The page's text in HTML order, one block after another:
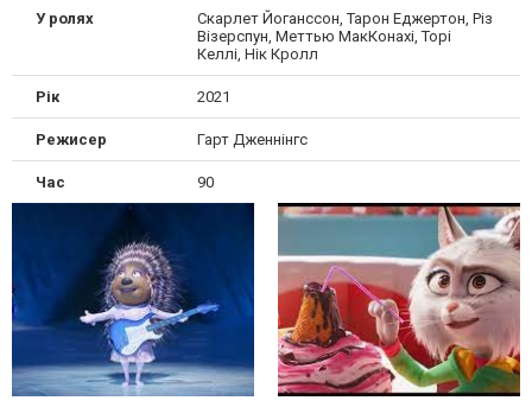
У ролях
Скарлет Йоганссон, Тарон Еджертон, Різ
Візерспун, Меттью МакКонахі, Торі
Келлі, Нік Кролл
Рік 2021
Режисер Гарт Дженнінгс
Час 90